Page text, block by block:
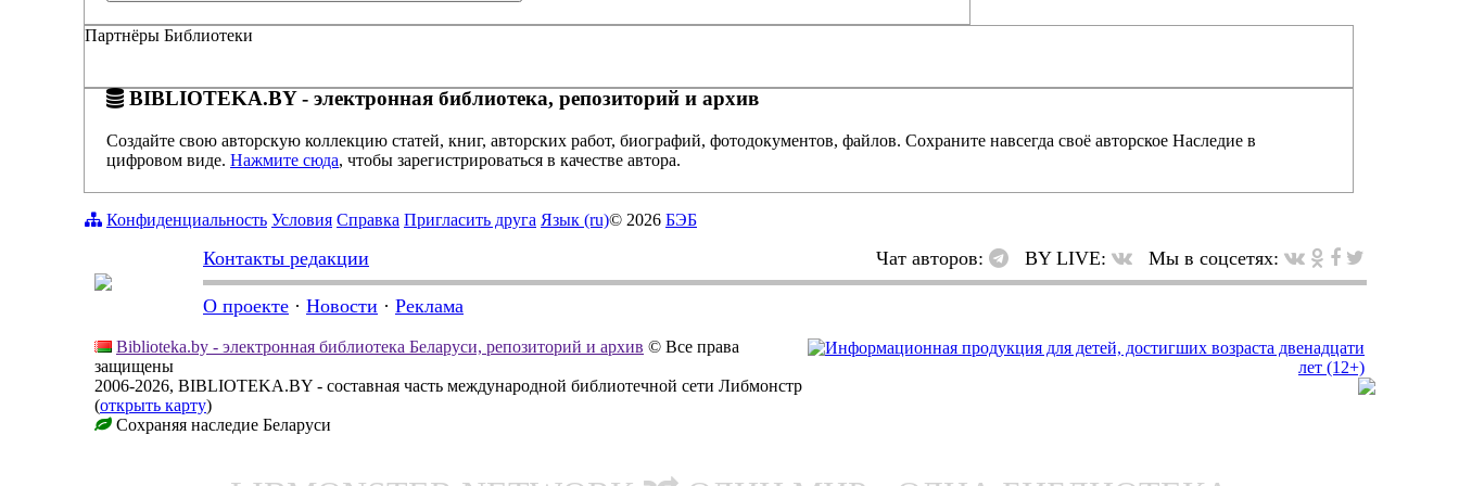
Партнёры Библиотеки
BIBLIOTEKA.BY - электронная библиотека, репозиторий и архив
Создайте свою авторскую коллекцию статей, книг, авторских работ, биографий, фотодокументов, файлов. Сохраните навсегда своё авторское Наследие в
цифровом виде. Нажмите сюда, чтобы зарегистрироваться в качестве автора.
Конфиденциальность Условия Справка Пригласить друга Язык (ru)© 2026 БЭБ
Контакты редакции Чат авторов: BY LIVE: Мы в соцсетях:
О проекте · Новости · Реклама
Biblioteka.by - электронная библиотека Беларуси, репозиторий и архив © Все права
защищены
2006-2026, BIBLIOTEKA.BY - составная часть международной библиотечной сети Либмонстр
(открыть карту)
Сохраняя наследие Беларуси